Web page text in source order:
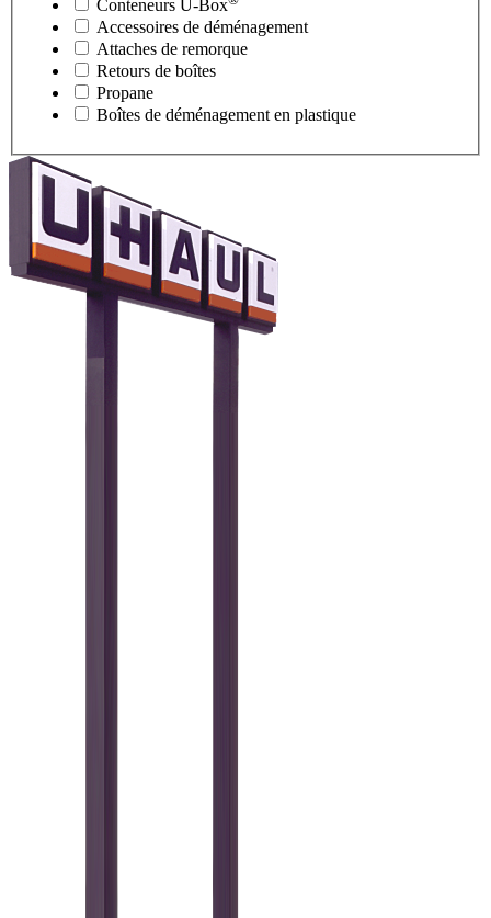
Conteneurs U-Box
Accessoires de déménagement
Attaches de remorque
Retours de boîtes
Propane
Boîtes de déménagement en plastique